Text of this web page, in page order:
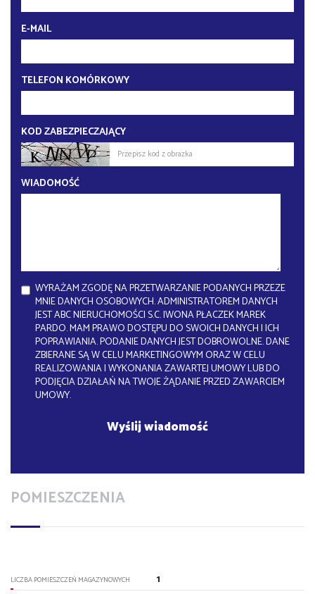
E-MAIL
TELEFON KOMÓRKOWY
KOD ZABEZPIECZAJĄCY
WIADOMOŚĆ
WYRAŻAM ZGODĘ NA PRZETWARZANIE PODANYCH PRZEZE
MNIE DANYCH OSOBOWYCH. ADMINISTRATOREM DANYCH
JEST ABC NIERUCHOMOŚCI S.C. IWONA PŁACZEK MAREK
PARDO. MAM PRAWO DOSTĘPU DO SWOICH DANYCH I ICH
POPRAWIANIA. PODANIE DANYCH JEST DOBROWOLNE. DANE
ZBIERANE SĄ W CELU MARKETINGOWYM ORAZ W CELU
REALIZOWANIA I WYKONANIA ZAWARTEJ UMOWY LUB DO
PODJĘCIA DZIAŁAŃ NA TWOJE ŻĄDANIE PRZED ZAWARCIEM
UMOWY.
POMIESZCZENIA
LICZBA POMIESZCZEŃ MAGAZYNOWYCH 1